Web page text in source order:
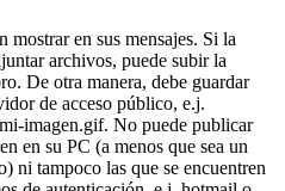
mostrar en sus mensajes. Si la
archivos, puede subir la
De otra manera, debe guardar
de acceso público, e.j.
imagen.gif. No puede publicar
en su PC (a menos que sea un
ni tampoco las que se encuentren